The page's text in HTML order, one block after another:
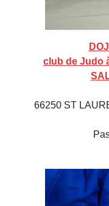
club de Judo
66250 ST